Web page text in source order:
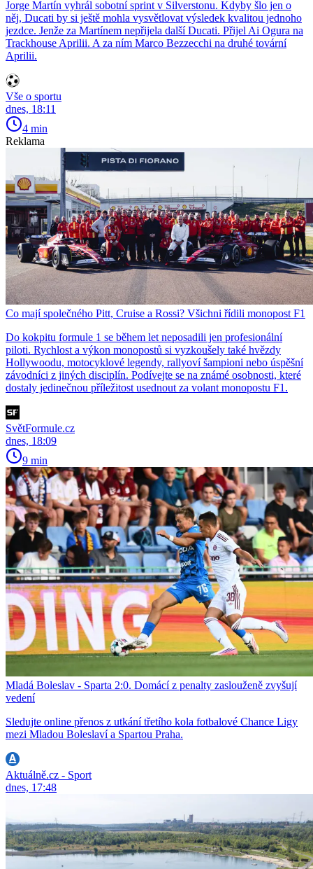
Jorge Martín vyhrál sobotní sprint v Silverstonu. Kdyby šlo jen o
něj, Ducati by si ještě mohla vysvětlovat výsledek kvalitou jednoho
jezdce. Jenže za Martínem nepřijela další Ducati. Přijel Ai Ogura na
Trackhouse Aprilii. A za ním Marco Bezzecchi na druhé tovární
Aprilii.
Vše o sportu
dnes, 18:11
4 min
Reklama
Co mají společného Pitt, Cruise a Rossi? Všichni řídili monopost F1
Do kokpitu formule 1 se během let neposadili jen profesionální
piloti. Rychlost a výkon monopostů si vyzkoušely také hvězdy
Hollywoodu, motocyklové legendy, rallyoví šampioni nebo úspěšní
závodníci z jiných disciplín. Podívejte se na známé osobnosti, které
dostaly jedinečnou příležitost usednout za volant monopostu F1.
SvětFormule.cz
dnes, 18:09
9 min
Mladá Boleslav - Sparta 2:0. Domácí z penalty zaslouženě zvyšují
vedení
Sledujte online přenos z utkání třetího kola fotbalové Chance Ligy
mezi Mladou Boleslaví a Spartou Praha.
Aktuálně.cz - Sport
dnes, 17:48